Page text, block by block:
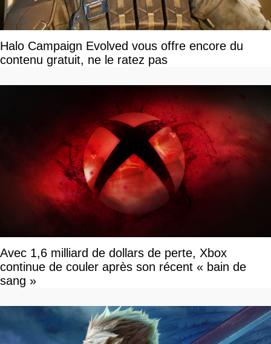
Halo Campaign Evolved vous offre encore du
contenu gratuit, ne le ratez pas
Avec 1,6 milliard de dollars de perte, Xbox
continue de couler après son récent « bain de
sang »